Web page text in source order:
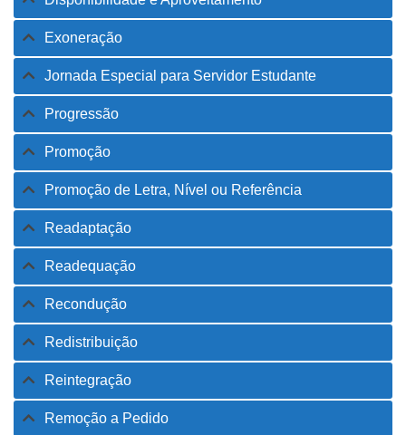
Exoneração
Jornada Especial para Servidor Estudante
Progressão
Promoção
Promoção de Letra, Nível ou Referência
Readaptação
Readequação
Recondução
Redistribuição
Reintegração
Remoção a Pedido